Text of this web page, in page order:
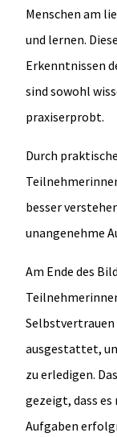
Menschen am
und lernen.
Erkenntnissen
sind sowohl
praxiserprobt.
Durch
besser
unangenehme
Am Ende des
ausgestattet,
zu erledigen.
gezeigt, dass
Aufgaben